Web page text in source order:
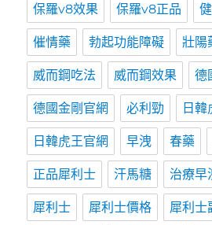
保羅v8效果 保羅v8正品
催情藥 勃起功能障礙 壯陽
威而鋼吃法 威而鋼效果 德
德國金剛官網 必利勁 日韓
日韓虎王官網 早洩 春藥
正品犀利士 汗馬糖 治療早
犀利士 犀利士價格 犀利士